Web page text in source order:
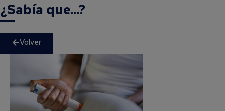
¿Sabía que...?
Volver